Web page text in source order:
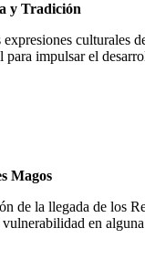
y Tradición
culturales
para impulsar el
Magos
de la llegada de los
en